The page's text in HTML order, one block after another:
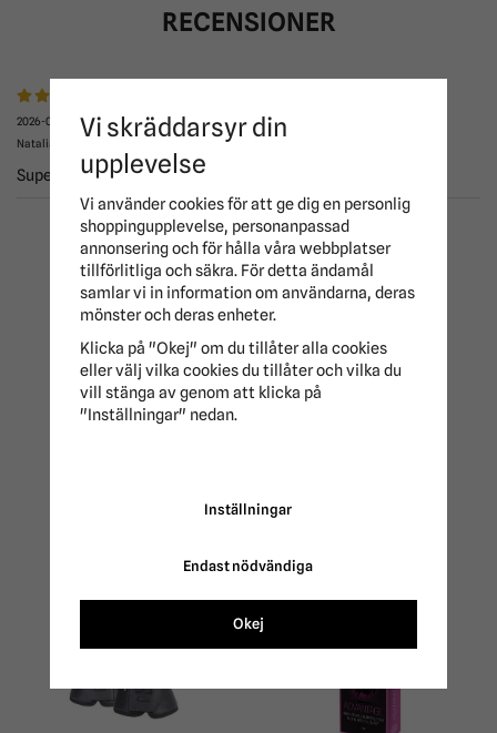
RECENSIONER
2026-07-22
Natalia
Superbra kvalitet och bra passform!
ANDRA KÖPTE ÄVEN
-15%
Vi skräddarsyr din
upplevelse
Vi använder cookies för att ge dig en personlig
shoppingupplevelse, personanpassad
annonsering och för hålla våra webbplatser
tillförlitliga och säkra. För detta ändamål
samlar vi in information om användarna, deras
mönster och deras enheter.
Klicka på "Okej" om du tillåter alla cookies
eller välj vilka cookies du tillåter och vilka du
vill stänga av genom att klicka på
"Inställningar" nedan.
Inställningar
Endast nödvändiga
Okej